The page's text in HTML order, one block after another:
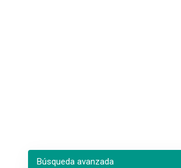
Búsqueda avanzada